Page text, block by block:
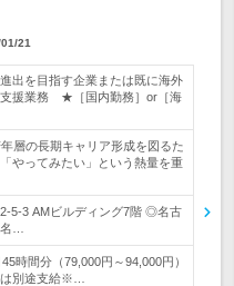
21
出を目指す企業または既に海外
支援業務 ★［国内勤務］or［海
層の長期キャリア形成を図るた
やってみたい」という熱量を重
5-3 AMビルディング7階 ◎名古
…
時間分（79,000円～94,000円）
別途支給※…